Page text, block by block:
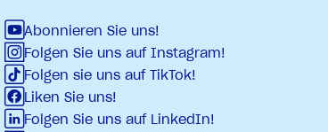
Abonnieren Sie uns!
Folgen Sie uns auf Instagram!
Folgen sie uns auf TikTok!
Liken Sie uns!
Folgen Sie uns auf LinkedIn!